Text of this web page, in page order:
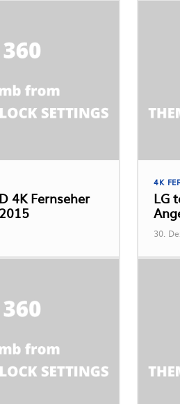
4K Fernseher
4K
LG
30.